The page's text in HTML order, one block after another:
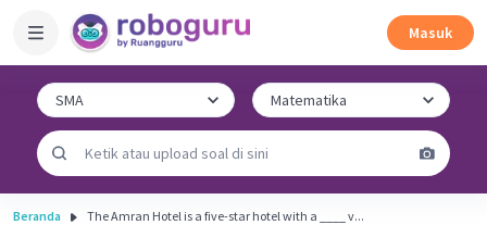
Masuk
Beranda The Amran Hotel is a five-star hotel with a ____ v...